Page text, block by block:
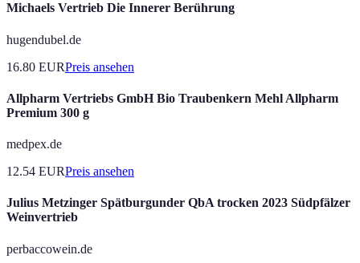
Michaels Vertrieb Die Innerer Berührung
hugendubel.de
16.80 EURPreis ansehen
Allpharm Vertriebs GmbH Bio Traubenkern Mehl Allpharm
Premium 300 g
medpex.de
12.54 EURPreis ansehen
Julius Metzinger Spätburgunder QbA trocken 2023 Südpfälzer
Weinvertrieb
perbaccowein.de